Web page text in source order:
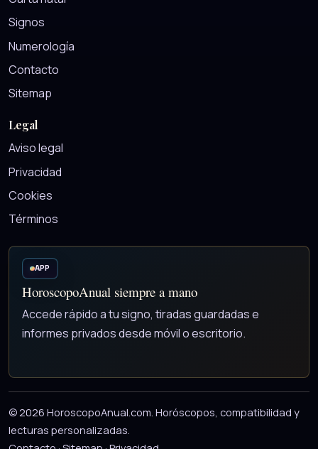
Signos
Numerología
Contacto
Sitemap
Legal
Aviso legal
Privacidad
Cookies
Términos
APP
HoroscopoAnual siempre a mano
Accede rápido a tu signo, tiradas guardadas e
informes privados desde móvil o escritorio.
© 2026 HoroscopoAnual.com. Horóscopos, compatibilidad y
lecturas personalizadas.